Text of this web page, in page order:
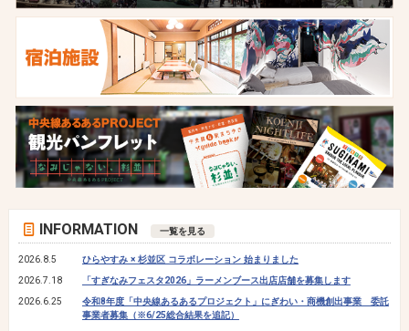
INFORMATION 一覧を見る
2026.8.5
ひらやすみ × 杉並区 コラボレーション 始まりました
2026.7.18
「すぎなみフェスタ2026」ラーメンブース出店店舗を募集します
2026.6.25
令和8年度「中央線あるあるプロジェクト」にぎわい・商機創出事業 委託
事業者募集（※6/25総合結果を追記）